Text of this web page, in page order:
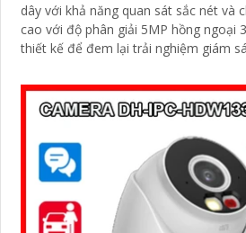
dây với khả năng quan sát sắc nét và
cao với độ phân giải 5MP hồng ngoại
thiết kế để đem lại trải nghiệm giám
phương tiện